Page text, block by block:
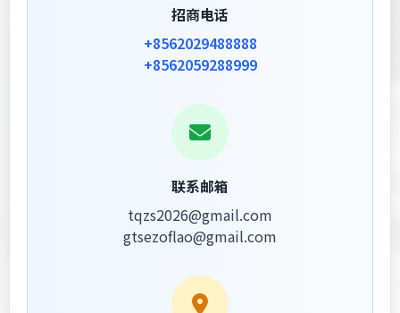
招商电话
+8562029488888
+8562059288999
联系邮箱
tqzs2026@gmail.com
gtsezoflao@gmail.com